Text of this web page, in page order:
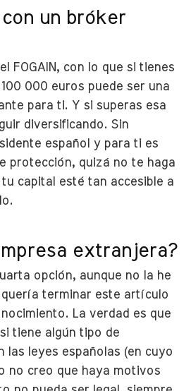
un bróker
FOGAIN, con lo que si tienes
000 euros puede ser una
para ti. Y si superas esa
diversificando. Sin
español y para ti es
protección, quizá no te haga
capital esté tan accesible a
extranjera?
opción, aunque no la he
terminar este artículo
La verdad es que
tiene algún tipo de
las leyes españolas (en cuyo
no creo que haya motivos